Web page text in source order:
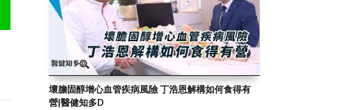
壞膽固醇增心血管疾病風險 丁浩恩解構如何食得有
營|醫健知多D